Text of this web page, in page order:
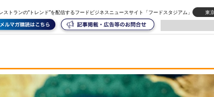
ストランの“トレンド”を配信するフードビジネスニュースサイト「フードスタジアム」 東